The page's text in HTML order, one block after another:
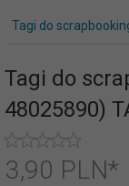
Tagi do
Tagi do
48025890)
3,90 PLN*